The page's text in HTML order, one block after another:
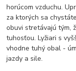
horúcom vzduchu.
za ktorých sa
obuvi stretávajú tým,
tuhosťou. Lyžiari s
vhodne tuhý obal -
jazdy a sile.